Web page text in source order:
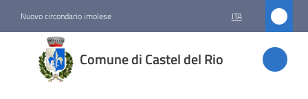
Nuovo circondario imolese ITA
Comune di Castel del Rio
Comune
di
Castel